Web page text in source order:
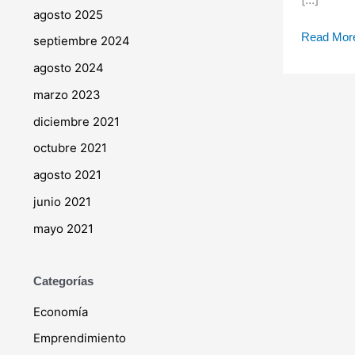
agosto 2025
septiembre 2024
agosto 2024
marzo 2023
diciembre 2021
octubre 2021
agosto 2021
junio 2021
mayo 2021
Categorías
Economía
Emprendimiento
Read